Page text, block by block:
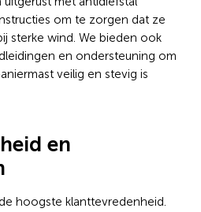
om te zorgen dat ze
sterke wind. We bieden ook
en ondersteuning om
veilig en stevig is
en
hoogste klanttevredenheid.